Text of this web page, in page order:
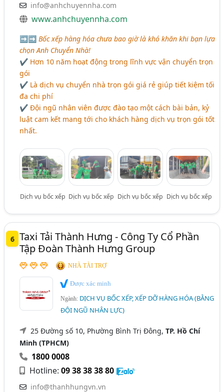
info@anhchuyennha.com
www.anhchuyennha.com
➡➡Bốc xếp hàng hóa chưa bao giờ là khó khăn khi bạn lựa
chọn Anh Chuyển Nhà!
✔ Hơn 10 năm hoạt động trong lĩnh vực vận chuyển trọn
gói
✔ Là dịch vụ chuyển nhà trọn gói giá rẻ giúp tiết kiệm tối
đa chi phí
✔ Đội ngũ nhân viên được đào tạo một cách bài bản, kỷ
luật cam kết mang tới cho khách hàng dịch vụ trọn gói tốt
nhất.
Dịch vụ bốc xếp Dịch vụ bốc xếp Dịch vụ bốc xếp Dịch vụ bốc xếp
6 Taxi Tải Thành Hưng - Công Ty Cổ Phần
Tập Đoàn Thành Hưng Group
NHÀ TÀI TRỢ
Được xác minh
Ngành: DỊCH VỤ BỐC XẾP, XẾP DỠ HÀNG HÓA (BẰNG
ĐỘI NGŨ NHÂN LỰC)
25 Đường số 10, Phường Bình Trị Đông,TP. Hồ Chí
Minh (TPHCM)
1800 0008
Hotline:09 38 38 38 80
info@thanhhungvn.vn